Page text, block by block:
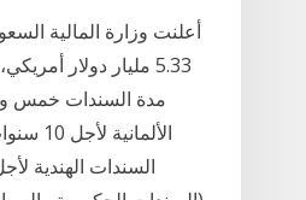
5.33 مليار دولار